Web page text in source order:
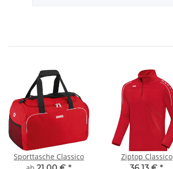
Sporttasche Classico
Ziptop Classico